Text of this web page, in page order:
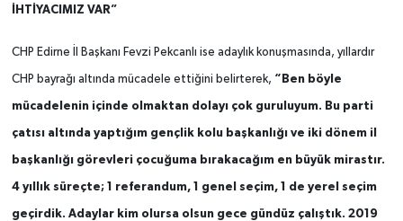
İHTİYACIMIZ VAR”
CHP Edirne İl Başkanı Fevzi Pekcanlı ise adaylık konuşmasında, yıllardır
CHP bayrağı altında mücadele ettiğini belirterek, “Ben böyle
mücadelenin içinde olmaktan dolayı çok guruluyum. Bu parti
çatısı altında yaptığım gençlik kolu başkanlığı ve iki dönem il
başkanlığı görevleri çocuğuma bırakacağım en büyük mirastır.
4 yıllık süreçte; 1 referandum, 1 genel seçim, 1 de yerel seçim
geçirdik. Adaylar kim olursa olsun gece gündüz çalıştık. 2019